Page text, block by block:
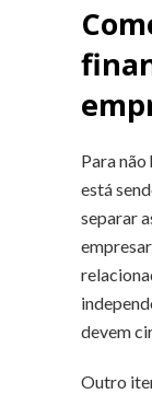
Para
está
separar
devem
Outro